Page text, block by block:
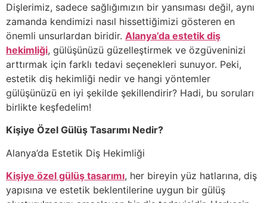
Dişlerimiz, sadece sağlığımızın bir yansıması değil, aynı
zamanda kendimizi nasıl hissettiğimizi gösteren en
önemli unsurlardan biridir. Alanya’da estetik diş
hekimliği, gülüşünüzü güzelleştirmek ve özgüveninizi
arttırmak için farklı tedavi seçenekleri sunuyor. Peki,
estetik diş hekimliği nedir ve hangi yöntemler
gülüşünüzü en iyi şekilde şekillendirir? Hadi, bu soruları
birlikte keşfedelim!
Kişiye Özel Gülüş Tasarımı Nedir?
Alanya’da Estetik Diş Hekimliği
Kişiye özel gülüş tasarımı, her bireyin yüz hatlarına, diş
yapısına ve estetik beklentilerine uygun bir gülüş